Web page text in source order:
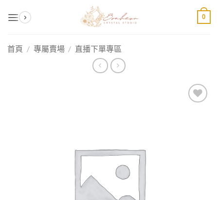
0
首頁 / 專屬賣場 / 直播下單專區